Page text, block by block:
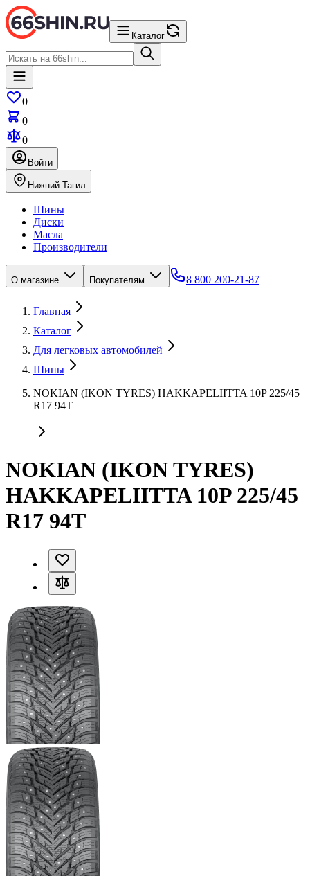
Каталог
0
0
0
Войти
Нижний Тагил
Шины
Диски
Масла
Производители
О магазине Покупателям 8 800 200-21-87
Главная
Каталог
Для легковых автомобилей
Шины
NOKIAN (IKON TYRES) HAKKAPELIITTA 10P 225/45
R17 94T
NOKIAN (IKON TYRES)
HAKKAPELIITTA 10P 225/45
R17 94T